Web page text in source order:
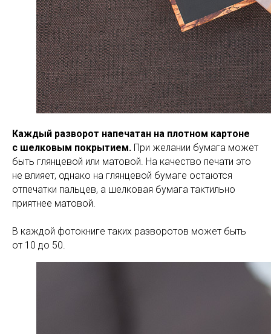
Каждый разворот напечатан на плотном картоне
с шелковым покрытием. При желании бумага может
быть глянцевой или матовой. На качество печати это
не влияет, однако на глянцевой бумаге остаются
отпечатки пальцев, а шелковая бумага тактильно
приятнее матовой.
В каждой фотокниге таких разворотов может быть
от 10 до 50.